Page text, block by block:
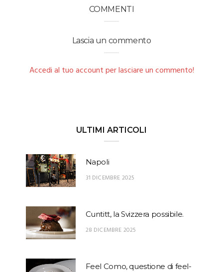
COMMENTI
Lascia un commento
Accedi al tuo account per lasciare un commento!
ULTIMI ARTICOLI
Napoli
31 DICEMBRE 2025
Cuntitt, la Svizzera possibile.
28 DICEMBRE 2025
Feel Como, questione di feel-